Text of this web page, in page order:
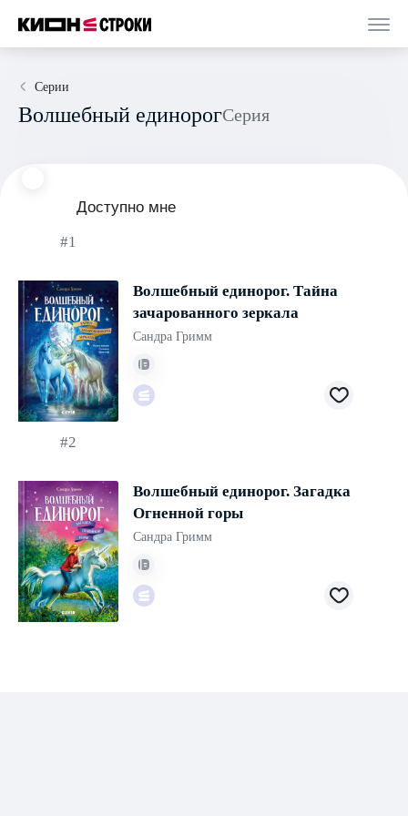
Серии
Волшебный единорог Серия
Доступно мне
#1
Волшебный единорог. Тайна
зачарованного зеркала
Сандра Гримм
#2
Волшебный единорог. Загадка
Огненной горы
Сандра Гримм